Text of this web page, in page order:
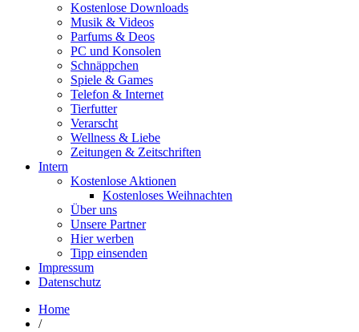
Kostenlose Downloads
Musik & Videos
Parfums & Deos
PC und Konsolen
Schnäppchen
Spiele & Games
Telefon & Internet
Tierfutter
Verarscht
Wellness & Liebe
Zeitungen & Zeitschriften
Intern
Kostenlose Aktionen
Kostenloses Weihnachten
Über uns
Unsere Partner
Hier werben
Tipp einsenden
Impressum
Datenschutz
Home
/